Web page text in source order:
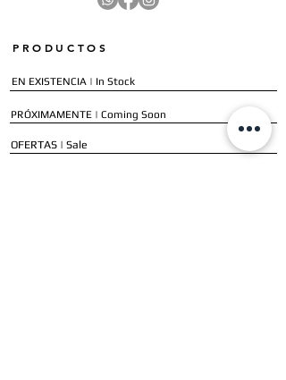
PRODUCTOS
EN EXISTENCIA | In Stock
PRÓXIMAMENTE | Coming Soon
OFERTAS | Sale